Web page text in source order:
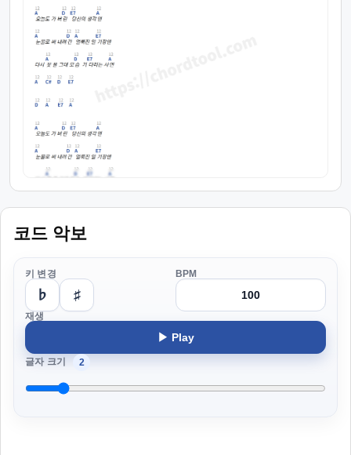
코드 악보
키 변경
♭ ♯
BPM
재생
▶ Play
글자 크기 2